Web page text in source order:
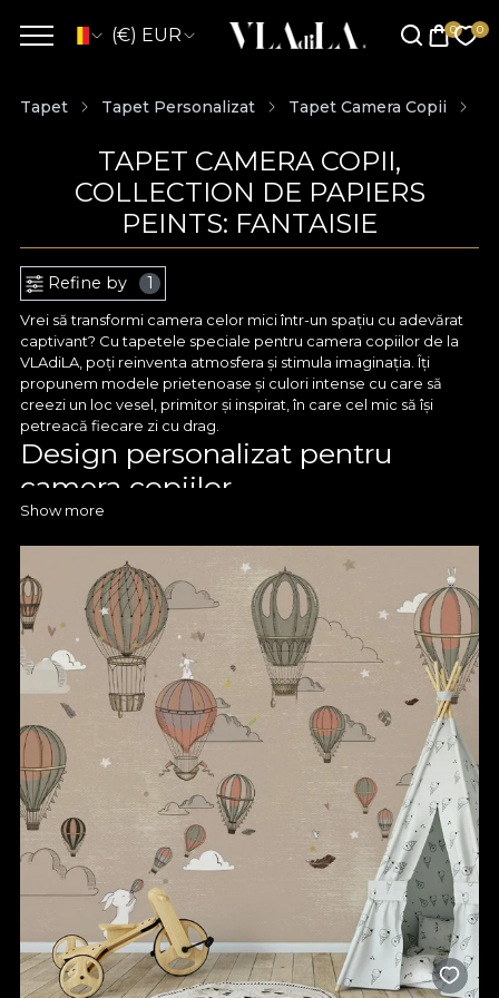
(€) EUR
Tapet Tapet Personalizat Tapet Camera Copii
TAPET CAMERA COPII,
COLLECTION DE PAPIERS
PEINTS: FANTAISIE
Refine by 1
Vrei să transformi camera celor mici într-un spațiu cu adevărat
captivant? Cu tapetele speciale pentru camera copiilor de la
VLAdiLA, poți reinventa atmosfera și stimula imaginația. Îți
propunem modele prietenoase și culori intense cu care să
creezi un loc vesel, primitor și inspirat, în care cel mic să își
petreacă fiecare zi cu drag.
Design personalizat pentru
camera copiilor
creativitate. Acum poți stimula imaginația copilului tău și îl poți
încuraja să-și dezvolte pasiunile. Design-urile noastre sunt
versatile și se potrivesc atât pentru băieți, cât și pentru fete,
astfel că ai libertate totală în alegerea culorilor și temelor. De
asemenea, colecțiile sunt variate ca să îți fie ușor să creezi un
decor unic, prin intermediul căruia să obții atmosfera dorită.
Sunt ușor de aplicat, trec cu brio testul timpului și se vor
prezenta în condiții excelente de-a lungul anilor. Cu modelele
noastre certificate, știi că întreținerea este simplă, indiferent de
modelul sau textura pentru care ai optat, fiind mai comod ca
niciodată să asiguri spațiul perfect pentru cel mic.
Tapet din materiale sigure și
ecologice
Pentru noi, siguranța celor mici este mereu o prioritate, astfel
că, orice tapet pentru dormitorul copiilor este realizat din
materiale ecologice. Dacă vrei să-ți surprinzi copilul cu un
cadru de poveste, poți conta pe standardele ridicate pe care
le respectăm. Asigură-te că îi oferi un spațiu sigur, vesel și
Show more